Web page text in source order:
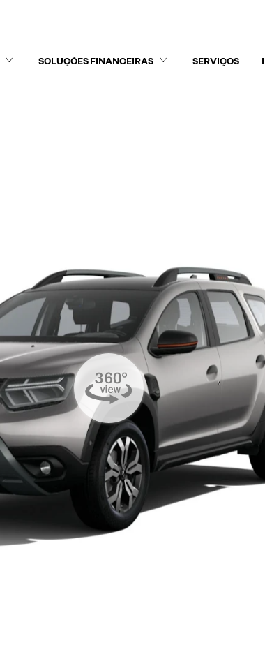
SOLUÇÕES FINANCEIRAS SERVIÇOS